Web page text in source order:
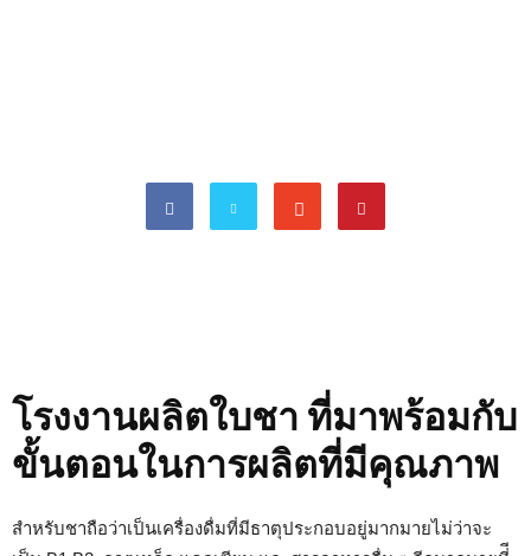
โรงงานผลิตใบชา ที่มาพร้อมกับ
ขั้นตอนในการผลิตที่มีคุณภาพ
สำหรับชาถือว่าเป็นเครื่องดื่มที่มีธาตุประกอบอยู่มากมายไม่ว่าจะ